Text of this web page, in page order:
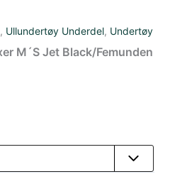
, Ullundertøy Underdel, Undertøy
M´S Jet Black/Femunden